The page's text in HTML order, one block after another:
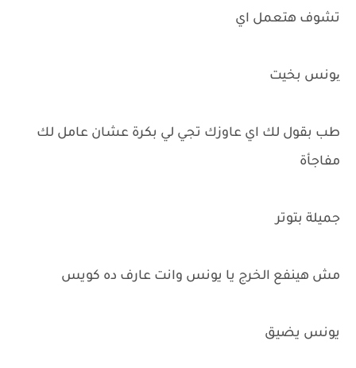
تشوف هتعمل اي
یونس بخيت
طب بقول لك اي عاوزك تجي لي بكرة عشان عامل لك
مفاجأة
جميلة بتوتر
مش هينفع الخرج يا يونس وانت عارف ده كويس
يونس يضيق